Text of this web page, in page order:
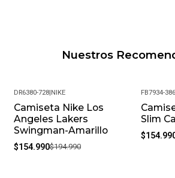
Nuestros
-21%
DR6380-728|NIKE
Camiseta Nike Los
Angeles Lakers
Swingman-Amarillo
$154.990$194.990
-30%
FB7934-386
Slim